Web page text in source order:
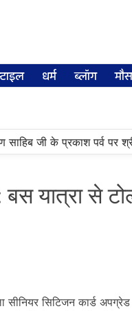
धर्म ब्लॉग
जी के प्रकाश पर्व पर श्री
बस यात्रा से
सीनियर सिटिजन कार्ड